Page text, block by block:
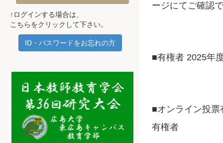
ージにてご確認
■有権者 2025年
■オンライン投
有権者
↑ログインする場合は、
こちらをクリックして下さい。
ID・パスワードをお忘れの方